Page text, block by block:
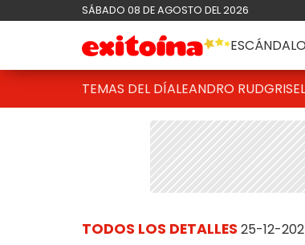
SÁBADO 08 DE AGOSTO DEL 2026
TEMAS DEL DÍALEANDRO RUD
TODOS LOS DETALLES 25-12-